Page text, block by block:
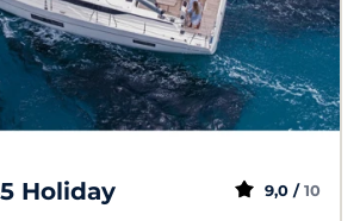
Holiday 9,0 / 10